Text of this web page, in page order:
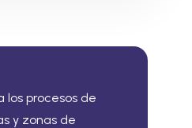
los procesos de
y zonas de